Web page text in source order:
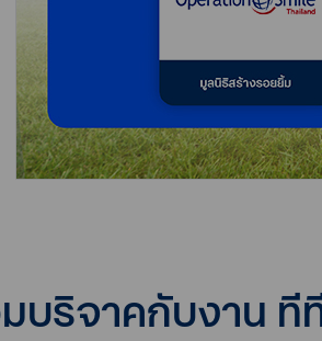
บริจาคกับงาน ที